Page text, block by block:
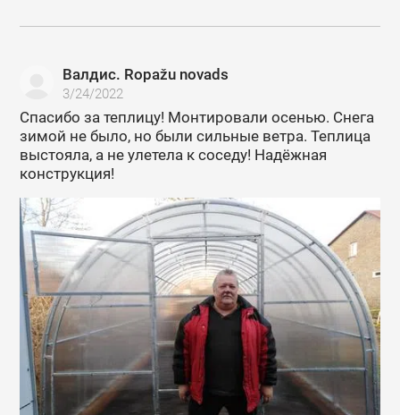
Валдис. Ropažu novads
3/24/2022
Спасибо за теплицу! Монтировали осенью. Снега
зимой не было, но были сильные ветра. Теплица
выстояла, а не улетела к соседу! Надёжная
конструкция!